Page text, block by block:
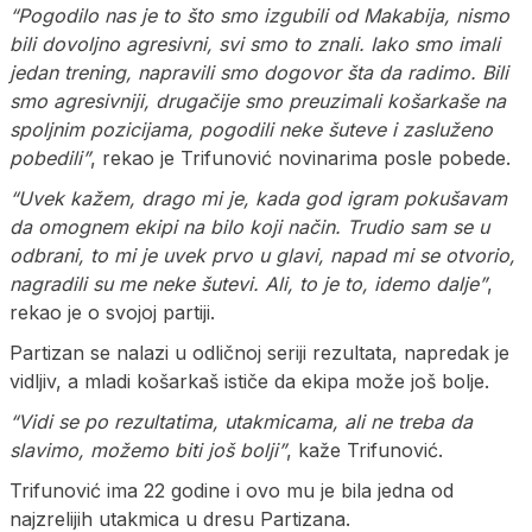
“Pogodilo nas je to što smo izgubili od Makabija, nismo
bili dovoljno agresivni, svi smo to znali. Iako smo imali
jedan trening, napravili smo dogovor šta da radimo. Bili
smo agresivniji, drugačije smo preuzimali košarkaše na
spoljnim pozicijama, pogodili neke šuteve i zasluženo
pobedili”, rekao je Trifunović novinarima posle pobede.
“Uvek kažem, drago mi je, kada god igram pokušavam
da omognem ekipi na bilo koji način. Trudio sam se u
odbrani, to mi je uvek prvo u glavi, napad mi se otvorio,
nagradili su me neke šutevi. Ali, to je to, idemo dalje”,
rekao je o svojoj partiji.
Partizan se nalazi u odličnoj seriji rezultata, napredak je
vidljiv, a mladi košarkaš ističe da ekipa može još bolje.
“Vidi se po rezultatima, utakmicama, ali ne treba da
slavimo, možemo biti još bolji”, kaže Trifunović.
Trifunović ima 22 godine i ovo mu je bila jedna od
najzrelijih utakmica u dresu Partizana.